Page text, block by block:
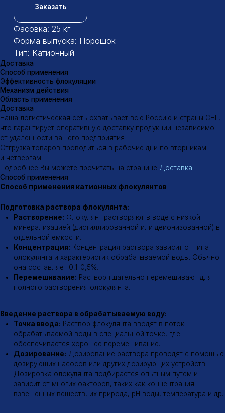
Подготовка раствора флокулянта:
Растворение:Флокулянт растворяют в воде с низкой
минерализацией (дистиллированной или деионизованной) в
отдельной емкости.
Концентрация:Концентрация раствора зависит от типа
флокулянта и характеристик обрабатываемой воды. Обычно
Перемешивание:
полного растворения флокулянта.
Введение раствора в обрабатываемую воду:
Точка ввода:Раствор флокулянта вводят в поток
обрабатываемой воды в специальной точке, где
обеспечивается хорошее перемешивание.
дозирующих насосов или других дозирующих устройств.
Дозировка флокулянта подбирается опытным путем и
зависит от многих факторов, таких как концентрация
Флокуляция и осаждение:
Флокулятор:После введения флокулянта вода поступает в
флокулятор – специальное устройство, в котором создаются
В флокуляторе происходит медленное
перемешивание воды для обеспечения контакта частиц
загрязнений с молекулами флокулянта.
Осаждение:Образовавшиеся флокулы оседают на дно
Для получения более подробной информации о применении
катионных флокулянтов рекомендуем обратиться к нашим
специалистам в области водоподготовки
Эффективность флокуляции
Факторы, влияющие на эффективность флокуляции
Тип флокулянта: Выбор типа флокулянта зависит от
Дозировка:Неправильная дозировка флокулянта может
привести к снижению эффективности очистки.
pH воды:Оптимальный диапазон pH для флокуляции зависит
от типа флокулянта.
Температура воды:Температура воды также влияет на
скорость флокуляции.
Время контакта:Для эффективной флокуляции необходимо
обеспечить достаточное время контакта флокулянта с
частицами загрязнений.
Механизм действия
Механизм действия катионных флокулянтов
Нейтрализация заряда:
Катионные флокулянты